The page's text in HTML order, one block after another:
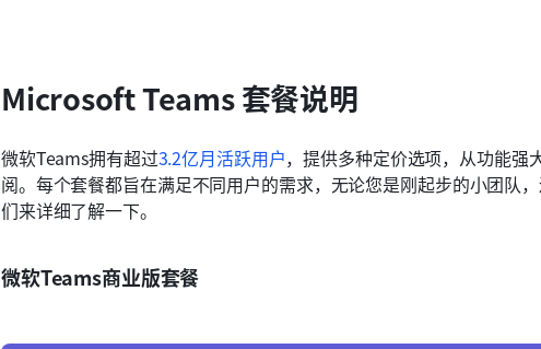
Microsoft Teams 套餐说明
微软Teams拥有超过3.2亿月活跃用户，提供多种定价选项，从功能强
阅。每个套餐都旨在满足不同用户的需求，无论您是刚起步的小团队
们来详细了解一下。
微软Teams商业版套餐